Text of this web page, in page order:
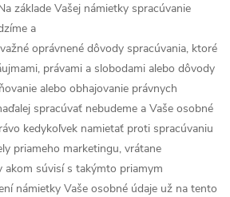
základe Vašej námietky spracúvanie
a
oprávnené dôvody spracúvania, ktoré
právami a slobodami alebo dôvody
alebo obhajovanie právnych
spracúvať nebudeme a Vaše osobné
kedykoľvek namietať proti spracúvaniu
priameho marketingu, vrátane
akom súvisí s takýmto priamym
námietky Vaše osobné údaje už na tento